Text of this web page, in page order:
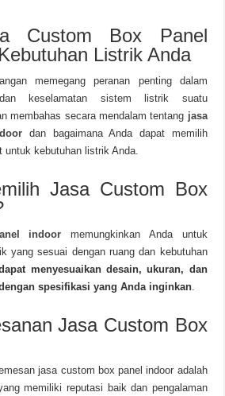
Custom Box Panel
Listrik Anda
memegang peranan penting dalam
keselamatan sistem listrik suatu
membahas secara mendalam tentang jasa
dan bagaimana Anda dapat memilih
untuk kebutuhan listrik Anda.
Jasa Custom Box
indoor memungkinkan Anda untuk
yang sesuai dengan ruang dan kebutuhan
menyesuaikan desain, ukuran, dan
spesifikasi yang Anda inginkan.
Jasa Custom Box
jasa custom box panel indoor adalah
memiliki reputasi baik dan pengalaman